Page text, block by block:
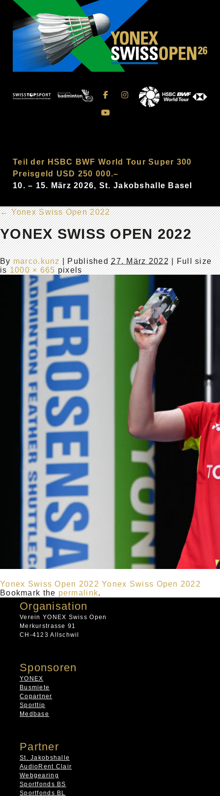
Teil der HSBC BWF World Tour Super 300
Preisgeld USD 250 000.–
10. – 15. März 2026, St. Jakobshalle Basel
←Yonex Swiss Open 2022
YONEX SWISS OPEN 2022
Bymarco.kunz |Published27. März 2022| Full size
is1000 × 665pixels
Yonex Swiss Open 2022 Yonex Swiss Open 2022
Bookmark the permalink.
Organisation
Verein YONEX Swiss Open
Merkurstrasse 91
CH-4123 Allschwil
Sponsoren
YONEX
Busmiete
Copartner
Sporttip
Medbase
Partner
St. Jakobshalle
AudioRent Clair
Webgearing
Sportfonds BS
Sportfonds BL